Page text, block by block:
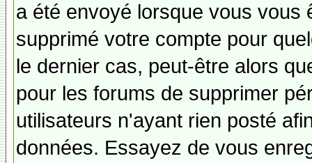
a été envoyé lorsque vous vous
supprimé votre compte pour
le dernier cas, peut-être alors
pour les forums de supprimer
utilisateurs n'ayant rien posté
données. Essayez de vous